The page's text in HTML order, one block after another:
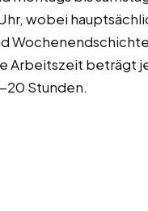
wobei
Arbeitszeit beträgt
20 Stunden.